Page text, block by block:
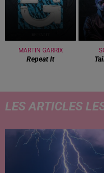
MARTIN GARRIX
Repeat It
LES ARTICLES